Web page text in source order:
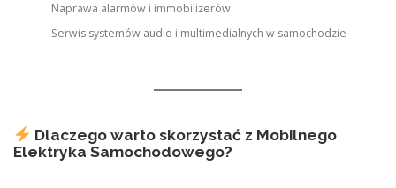
Naprawa alarmów i immobilizerów
Serwis systemów audio i multimedialnych w samochodzie
Dlaczego warto skorzystać z Mobilnego
Elektryka Samochodowego?